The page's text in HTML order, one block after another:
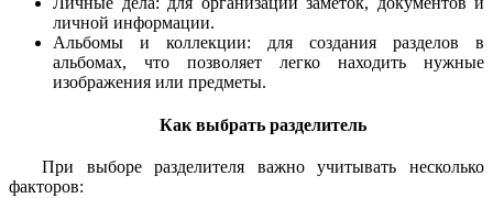
личной информации.
Альбомы и коллекции: для создания разделов в
альбомах, что позволяет легко находить нужные
изображения или предметы.
Как выбрать разделитель
При выборе разделителя важно учитывать несколько
факторов: